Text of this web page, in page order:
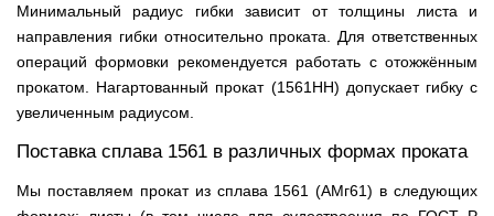
Минимальный радиус гибки зависит от толщины листа и
направления гибки относительно проката. Для ответственных
операций формовки рекомендуется работать с отожжённым
прокатом. Нагартованный прокат (1561НН) допускает гибку с
увеличенным радиусом.
Поставка сплава 1561 в различных формах проката
Мы поставляем прокат из сплава 1561 (АМг61) в следующих